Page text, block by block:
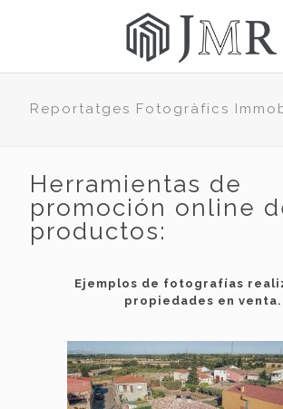
Reportatges Fotogràfics
Herramientas de
promoción online
productos:
Ejemplos de fotografías
propiedades en venta.